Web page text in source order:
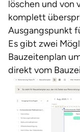
löschen und von
komplett
Ausgangspunkt
Es gibt zwei
Bauzeitenplan
direkt vom